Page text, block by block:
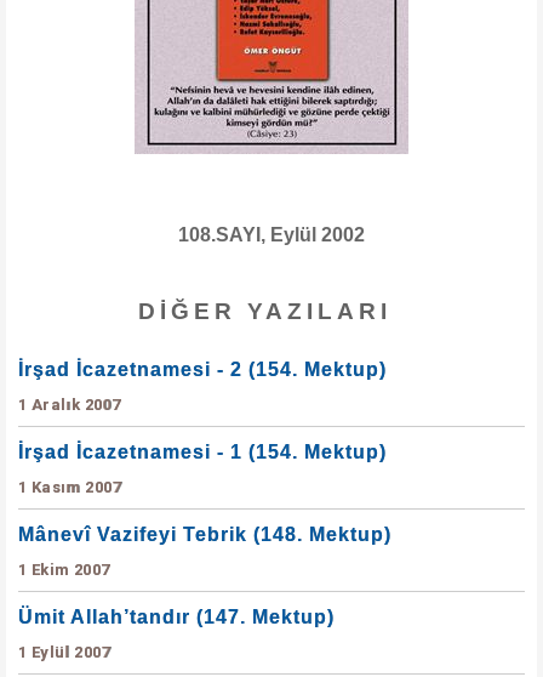
108.SAYI, Eylül 2002
DIĞER YAZILARI
İrşad İcazetnamesi - 2 (154. Mektup)
1 Aralık 2007
İrşad İcazetnamesi - 1 (154. Mektup)
1 Kasım 2007
Mânevî Vazifeyi Tebrik (148. Mektup)
1 Ekim 2007
Ümit Allah’tandır (147. Mektup)
1 Eylül 2007